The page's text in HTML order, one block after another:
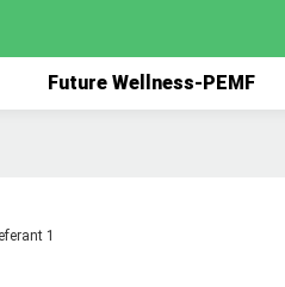
Future Wellness-PEMF